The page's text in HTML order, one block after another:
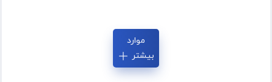
موارد
بیشتر